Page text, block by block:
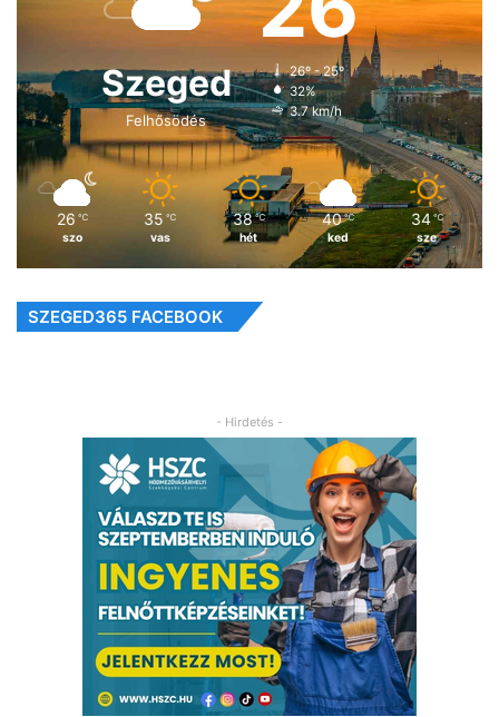
Szeged
Felhősödés
26º - 25º
32%
3.7 km/h
26 ℃
szo
35 ℃
vas
38 ℃
hét
40 ℃
ked
34 ℃
sze
SZEGED365 FACEBOOK
- Hirdetés -